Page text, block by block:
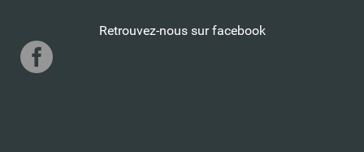
Retrouvez-nous sur facebook